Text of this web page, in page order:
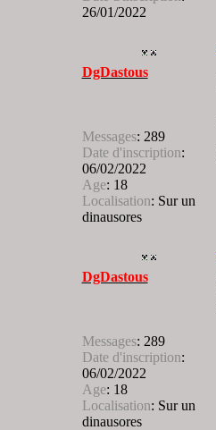
26/01/2022
DgDastous
Messages: 289
Date d'inscription:
06/02/2022
Age: 18
Localisation: Sur un
dinausores
DgDastous
Messages: 289
Date d'inscription:
06/02/2022
Age: 18
Localisation: Sur un
dinausores